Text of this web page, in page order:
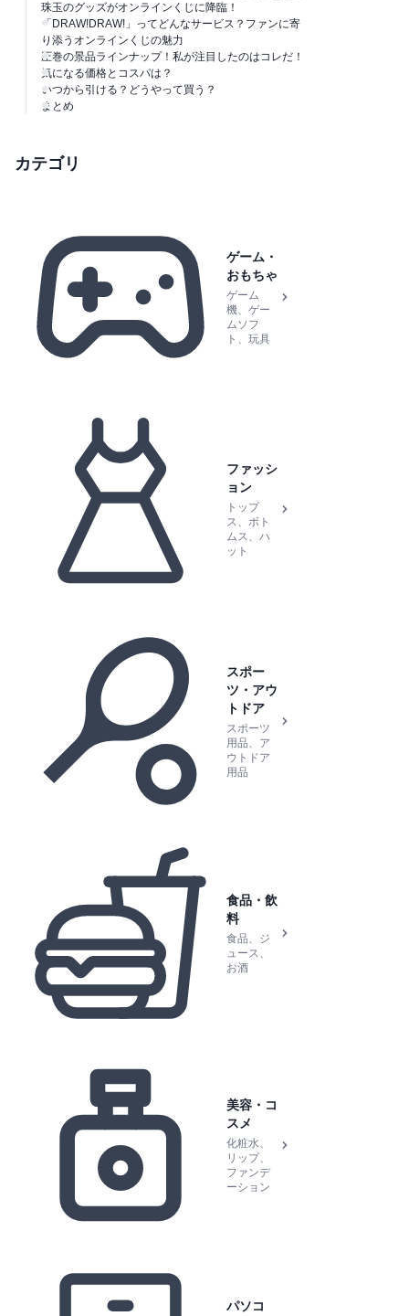
珠玉のグッズがオンラインくじに降臨！
「DRAW!DRAW!」ってどんなサービス？ファンに寄
り添うオンラインくじの魅力
圧巻の景品ラインナップ！私が注目したのはコレだ！
気になる価格とコスパは？
いつから引ける？どうやって買う？
まとめ
カテゴリ
ゲーム・
おもちゃ
ゲーム
機、ゲー
ムソフ
ト、玩具
ファッシ
ョン
トップ
ス、ボト
ムス、ハ
ット
スポー
ツ・アウ
トドア
スポーツ
用品、ア
ウトドア
用品
食品・飲
料
食品、ジ
ュース、
お酒
美容・コ
スメ
化粧水、
リップ、
ファンデ
ーション
パソコ